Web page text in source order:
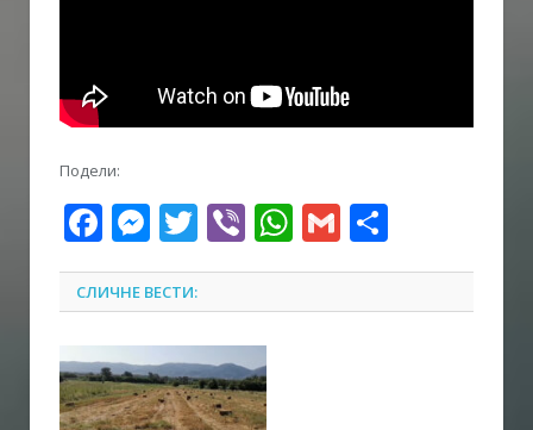
Подели:
Facebook
Messenger
Twitter
ViberWhatsApp
Gmail
СЛИЧНЕ ВЕСТИ: